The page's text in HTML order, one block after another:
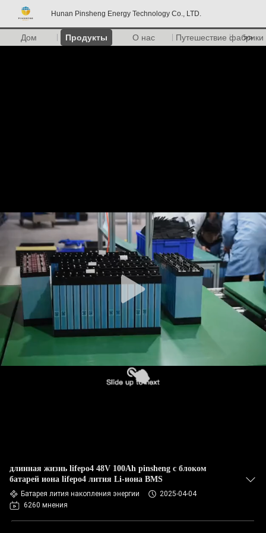
Hunan Pinsheng Energy Technology Co., LTD.
Дом Продукты О нас Путешествие фабрики
>>
длинная жизнь lifepo4 48V 100Ah pinsheng с блоком
батарей иона lifepo4 лития Li-иона BMS
Батарея лития накопления энергии
2025-04-04
6260 мнения